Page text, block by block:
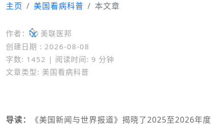
主页 美国看病科普 本文章
作者：
美联医邦
创建日期 : 2026-08-08
字数: 1452 | 阅读时间: 9 分钟
文章类型: 美国看病科普
导读：
《美国新闻与世界报道》揭晓了2025至2026年度